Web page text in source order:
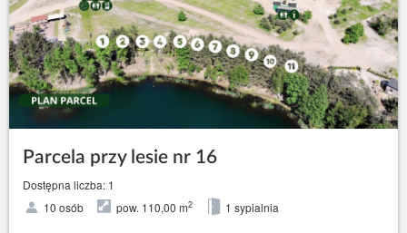
Parcela przy lesie nr 16
Dostępna liczba: 1
10 osób
pow. 110,00 m2 1 sypialnia